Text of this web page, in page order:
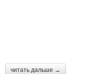
читать дальше →